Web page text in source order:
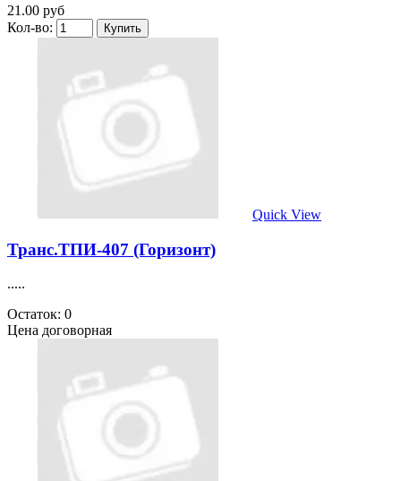
21.00 руб
Кол-во:
Quick View
Транс.ТПИ-407 (Горизонт)
.....
Остаток: 0
Цена договорная